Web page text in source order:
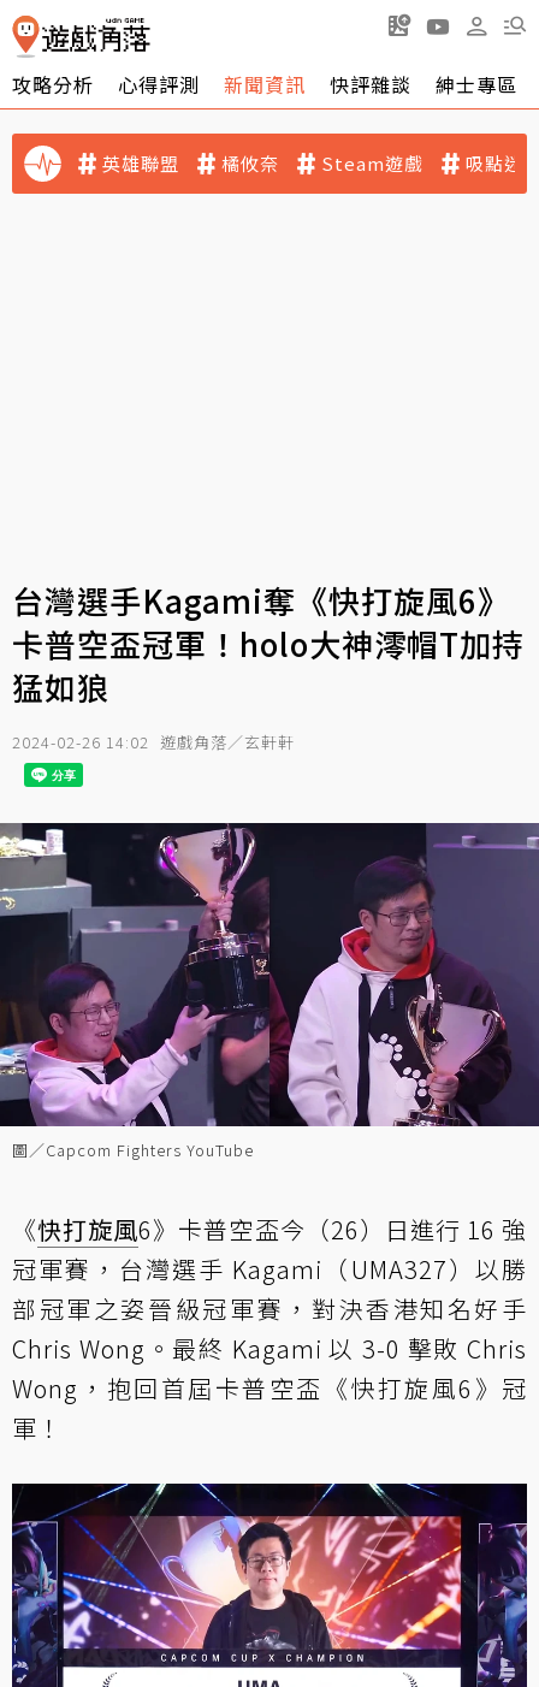
攻略分析 心得評測 新聞資訊 快評雜談 紳士專區
英雄聯盟 橘攸奈 Steam遊戲 吸點迷
台灣選手Kagami奪《快打旋風6》
卡普空盃冠軍！holo大神澪帽T加持
猛如狼
2024-02-26 14:02 遊戲角落／玄軒軒
圖／Capcom Fighters YouTube
《快打旋風6》卡普空盃今（26）日進行 16 強
冠軍賽，台灣選手 Kagami（UMA327）以勝
部冠軍之姿晉級冠軍賽，對決香港知名好手
Chris Wong。最終 Kagami 以 3-0 擊敗 Chris
Wong，抱回首屆卡普空盃《快打旋風6》冠
軍！